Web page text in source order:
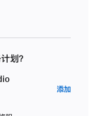
划？
添加